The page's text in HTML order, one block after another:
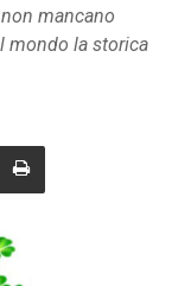
mancano
mondo la storica